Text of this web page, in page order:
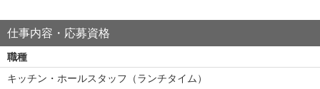
仕事内容・応募資格
職種
キッチン・ホールスタッフ（ランチタイム）